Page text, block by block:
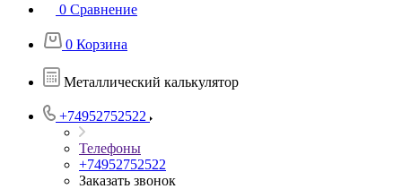
0 Сравнение
0 Корзина
Металлический калькулятор
+74952752522
Телефоны
+74952752522
Заказать звонок